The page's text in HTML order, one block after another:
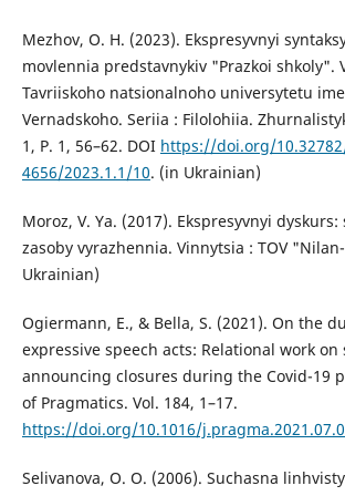
Mezhov, O. H. (2023). Ekspresyvnyi
movlennia predstavnykiv "Prazkoi shkoly".
Tavriiskoho natsionalnoho universytetu
Vernadskoho. Seriia : Filolohiia.
1, P. 1, 56–62. DOI https://doi.org/
4656/2023.1.1/10. (in Ukrainian)
Moroz, V. Ya. (2017). Ekspresyvnyi
zasoby vyrazhennia. Vinnytsia : TOV
Ukrainian)
Ogiermann, E., & Bella, S. (2021). On the
expressive speech acts: Relational work on
announcing closures during the Covid-19
of Pragmatics. Vol. 184, 1–17.
https://doi.org/10.1016/
Selivanova, O. O. (2006). Suchasna